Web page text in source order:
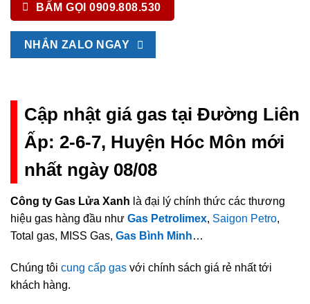
BẤM GỌI 0909.808.530
NHẮN ZALO NGAY
Cập nhật giá gas tại Đường Liên
Ấp: 2-6-7, Huyện Hóc Môn mới
nhất ngày 08/08
Công ty Gas Lửa Xanh là đại lý chính thức các thương
hiệu gas hàng đầu như Gas Petrolimex, Saigon Petro,
Total gas, MISS Gas, Gas Bình Minh…
Chúng tôi cung cấp gas với chính sách giá rẻ nhất tới
khách hàng.